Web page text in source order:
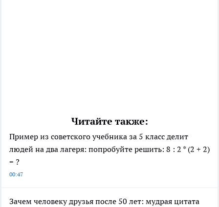
Читайте также:
Пример из советского учебника за 5 класс делит
людей на два лагеря: попробуйте решить: 8 : 2 * (2 + 2)
= ?
00:47
Зачем человеку друзья после 50 лет: мудрая цитата